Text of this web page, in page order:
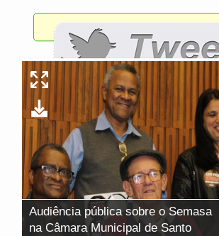
Audiência pública sobre o Semasa
na Câmara Municipal de Santo